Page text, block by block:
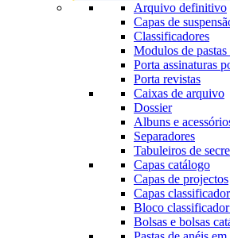
Arquivo definitivo
Capas de
Classificadores
Modulos de
Porta assinaturas
Porta revistas
Caixas de arquivo
Dossier
Albuns e
Separadores
Tabuleiros de
Capas catálogo
Capas de projectos
Capas
Bloco classificador
Bolsas e bolsas